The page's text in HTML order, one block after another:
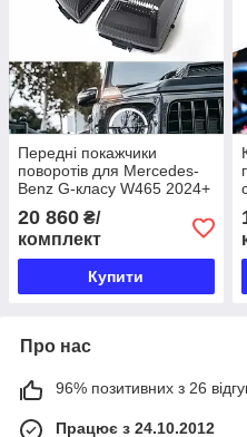
Передні покажчики
поворотів для Mercedes-
Benz G-класу W465 2024+
20 860 ₴/
комплект
Купити
Про нас
96% позитивних з 26
Працює з 24.10.2012